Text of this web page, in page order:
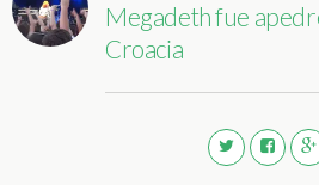
Megadeth fue
Croacia